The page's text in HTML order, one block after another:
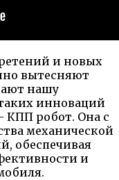
и новых
вытесняют
нашу
инноваций
КПП робот. Она с
механической
обеспечивая
и